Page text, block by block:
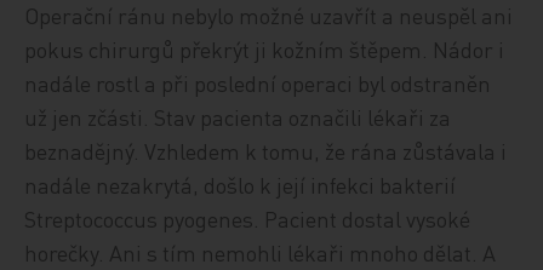
Operační ránu nebylo možné uzavřít a neuspěl ani
pokus chirurgů překrýt ji kožním štěpem. Nádor i
nadále rostl a při poslední operaci byl odstraněn
už jen zčásti. Stav pacienta označili lékaři za
beznadějný. Vzhledem k tomu, že rána zůstávala i
nadále nezakrytá, došlo k její infekci bakterií
Streptococcus pyogenes. Pacient dostal vysoké
horečky. Ani s tím nemohli lékaři mnoho dělat. A